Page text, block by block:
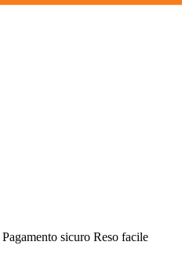
Pagamento sicuro Reso facile